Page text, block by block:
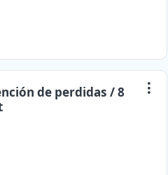
de perdidas / 8